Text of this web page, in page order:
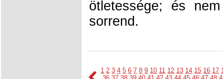
ötletessége; és
sorrend.
1 2 3 4 5 6 7 8 9 10 11 12 13 14 15 16 17